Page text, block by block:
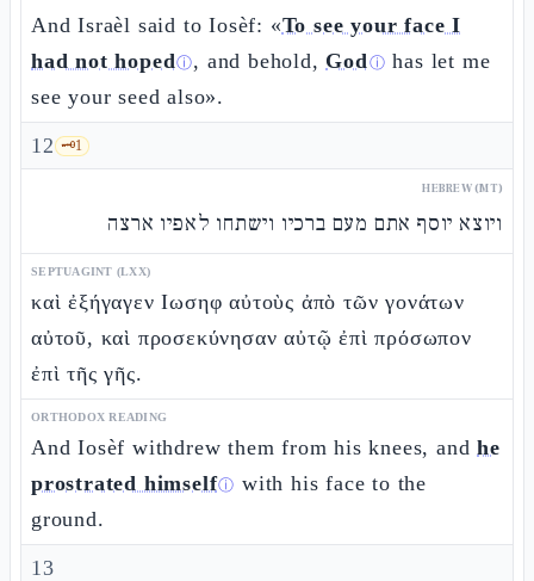
And Israèl said to Iosèf: «To see your face I
had not hopedⓘ, and behold, Godⓘ has let me
see your seed also».
12 🗝️1
HEBREW (MT)
ויוצא יוסף אתם מעם ברכיו וישתחו לאפיו ארצה
SEPTUAGINT (LXX)
καὶ ἐξήγαγεν Ιωσηφ αὐτοὺς ἀπὸ τῶν γονάτων
αὐτοῦ, καὶ προσεκύνησαν αὐτῷ ἐπὶ πρόσωπον
ἐπὶ τῆς γῆς.
ORTHODOX READING
And Iosèf withdrew them from his knees, andhe
prostrated himselfⓘ with his face to the
ground.
13